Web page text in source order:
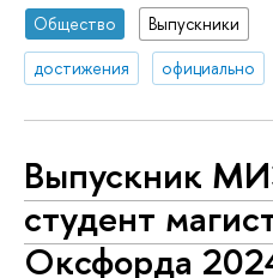
Общество
Выпускники
достижения
официально
Выпускник
студент
Оксфорда